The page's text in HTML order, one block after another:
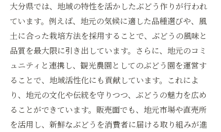
大分県では、地域の特性を活かしたぶどう作りが行われ
ています。例えば、地元の気候に適した品種選びや、風
土に合った栽培方法を採用することで、ぶどうの風味と
品質を最大限に引き出しています。さらに、地元のコミ
ュニティと連携し、観光農園としてのぶどう園を運営す
ることで、地域活性化にも貢献しています。これによ
り、地元の文化や伝統を守りつつ、ぶどうの魅力を広め
ることができています。販売面でも、地元市場や直売所
を活用し、新鮮なぶどうを消費者に届ける取り組みが進